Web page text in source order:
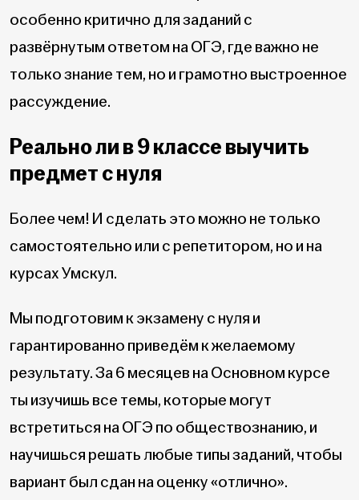
особенно критично для заданий с
развёрнутым ответом на ОГЭ, где важно не
только знание тем, но и грамотно выстроенное
рассуждение.
Реально ли в 9 классе выучить
предмет с нуля
Более чем! И сделать это можно не только
самостоятельно или с репетитором, но и на
курсах Умскул.
Мы подготовим к экзамену с нуля и
гарантированно приведём к желаемому
результату. За 6 месяцев на Основном курсе
ты изучишь все темы, которые могут
встретиться на ОГЭ по обществознанию, и
научишься решать любые типы заданий, чтобы
вариант был сдан на оценку «отлично».